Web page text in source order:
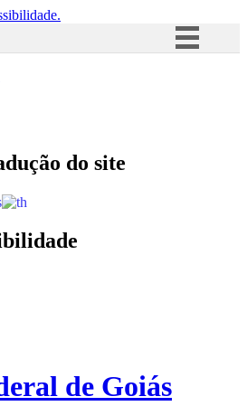
Acesso à informação
do site
de Goiás